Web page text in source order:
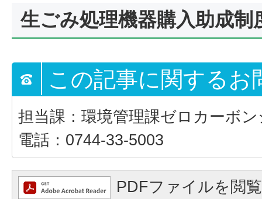
生ごみ処理機器購入助成制
この記事に関するお
担当課：環境管理課ゼロカーボ
電話：0744-33-5003
PDFファイルを閲